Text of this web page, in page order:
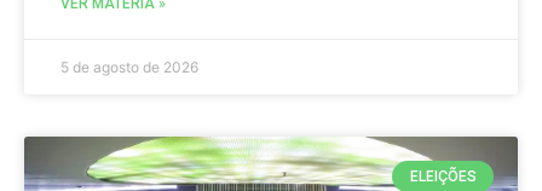
5 de agosto de 2026
ELEIÇÕES